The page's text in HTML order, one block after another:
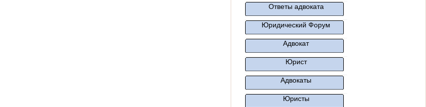
Ответы адвоката
Юридический Форум
Адвокат
Юрист
Адвокаты
Юристы